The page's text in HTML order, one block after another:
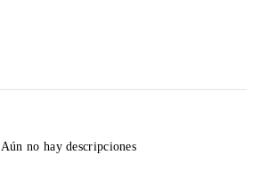
Aún no hay descripciones